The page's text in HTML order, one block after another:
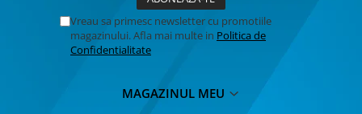
Vreau sa primesc newsletter cu promotiile
magazinului. Afla mai multe in Politica de
Confidentialitate
MAGAZINUL MEU